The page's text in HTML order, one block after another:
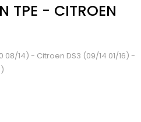
TPE - CITROEN
08/14) - Citroen DS3 (09/14 01/16) -